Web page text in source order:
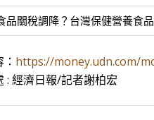
品關稅調降？台灣保健營養食
https://money.udn.com/
: 經濟日報/記者謝柏宏